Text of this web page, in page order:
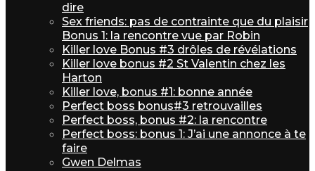
dire
Sex friends: pas de contrainte que du plaisir
Bonus 1: la rencontre vue par Robin
Killer love Bonus #3 drôles de révélations
Killer love bonus #2 St Valentin chez les
Harton
Killer love, bonus #1: bonne année
Perfect boss bonus#3 retrouvailles
Perfect boss, bonus #2: la rencontre
Perfect boss: bonus 1: J’ai une annonce à te
faire
Gwen Delmas